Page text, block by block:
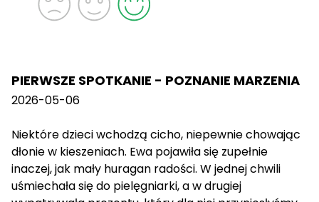
PIERWSZE SPOTKANIE - POZNANIE MARZENIA
2026-05-06
Niektóre dzieci wchodzą cicho, niepewnie chowając
dłonie w kieszeniach. Ewa pojawiła się zupełnie
inaczej, jak mały huragan radości. W jednej chwili
uśmiechała się do pielęgniarki, a w drugiej